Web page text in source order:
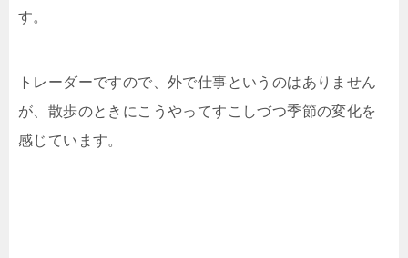
す。
トレーダーですので、外で仕事というのはありません
が、散歩のときにこうやってすこしづつ季節の変化を
感じています。